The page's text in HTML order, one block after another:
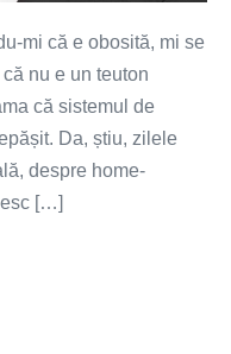
mi că e obosită, mi se
nu e un teuton
că sistemul de
Da, știu, zilele
despre home-
[…]